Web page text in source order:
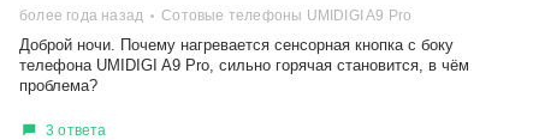
более года назад Сотовые телефоны UMIDIGI A9 Pro
Доброй ночи. Почему нагревается сенсорная кнопка с боку
телефона UMIDIGI A9 Pro, сильно горячая становится, в чём
проблема?
3 ответа